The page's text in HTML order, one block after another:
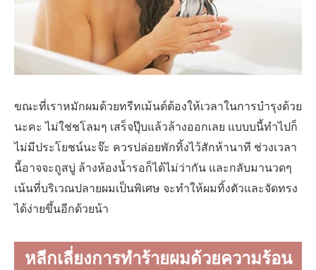
ขณะที่เราหมักผมด้วยทรีทเม้นต์ต้องให้เวลาในการบำรุงด้วย
นะคะ ไม่ใช่ชโลมๆ เสร็จปุ๊บแล้วล้างออกเลย แบบบนี้ทำไปก็
ไม่มีประโยชน์นะจ๊ะ ควรปล่อยพักทิ้งไว้สักห้านาที ช่วงเวลา
นี้อาจจะถูสบู่ ล้างห้องน้ำรอก็ได้ไม่ว่ากัน และกลับมานวดๆ
เน้นที่บริเวณปลายผมเป็นพิเศษ จะทำให้ผมทิ้งตัวและจัดทรง
ได้ง่ายขึ้นอีกด้วยน้า
หลีกเลี่ยงการทำร้ายผมด้วยความร้อน